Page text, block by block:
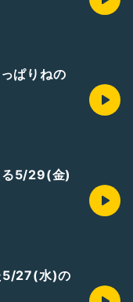
ぱりねの
5/29(金)
27(水)の